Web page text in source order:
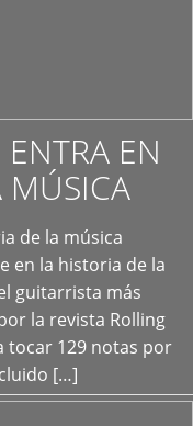
EN
MÚSICA
de la música
en la historia de la
guitarrista más
la revista Rolling
tocar 129 notas por
[…]